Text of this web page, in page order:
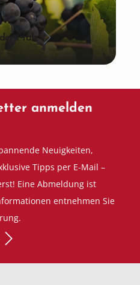
Pfalz
anmelden
Neuigkeiten,
Tipps per E-Mail –
Eine Abmeldung ist
entnehmen Sie